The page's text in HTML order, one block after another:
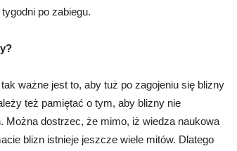
po zabiegu.
ważne jest to, aby tuż po zagojeniu się blizny
też pamiętać o tym, aby blizny nie
Można dostrzec, że mimo, iż wiedza naukowa
blizn istnieje jeszcze wiele mitów. Dlatego